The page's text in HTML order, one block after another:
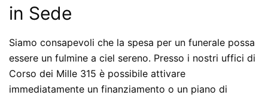
in Sede
Siamo consapevoli che la spesa per un funerale possa
essere un fulmine a ciel sereno. Presso i nostri uffici di
Corso dei Mille 315 è possibile attivare
immediatamente un finanziamento o un piano di